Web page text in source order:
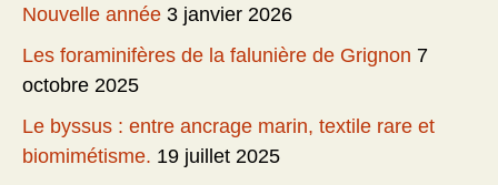
Nouvelle année 3 janvier 2026
Les foraminifères de la falunière de Grignon 7
octobre 2025
Le byssus : entre ancrage marin, textile rare et
biomimétisme. 19 juillet 2025